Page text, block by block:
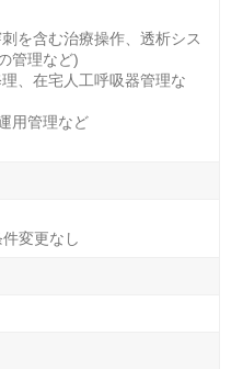
を含む治療操作、透析シス
管理など)
、在宅人工呼吸器管理な
用管理など
変更なし